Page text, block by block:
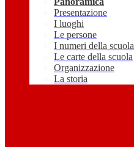
Presentazione
I luoghi
Le persone
I numeri della scuola
Le carte della scuola
Organizzazione
La storia